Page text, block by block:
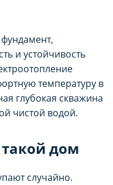
и устойчивость
температуру в
глубокая скважина
чистой водой.
дом
случайно.